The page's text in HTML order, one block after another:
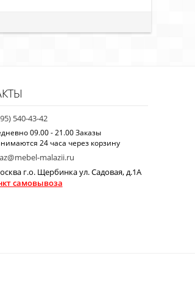
540-43-42
09.00 - 21.00 Заказы
24 часа через корзину
malazii.ru
г.о. Щербинка ул. Садовая, д.1А
самовывоза